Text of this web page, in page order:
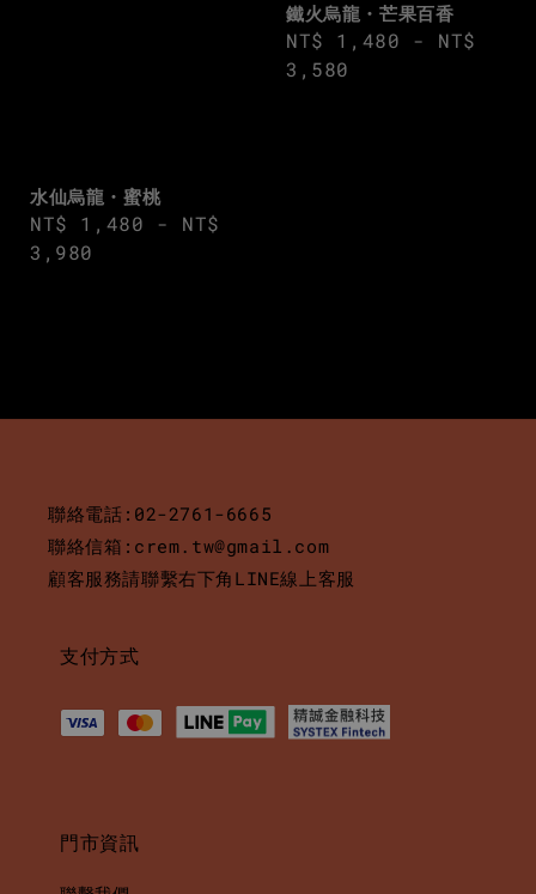
水仙烏龍・蜜桃
Regular
price
NT$ 1,480 - NT$
3,980
鐵火烏龍・芒果百香
Regular
price
NT$ 1,480 - NT$
3,580
聯絡電話:02-2761-6665
聯絡信箱:crem.tw@gmail.com
顧客服務請聯繫右下角LINE線上客服
支付方式
門市資訊